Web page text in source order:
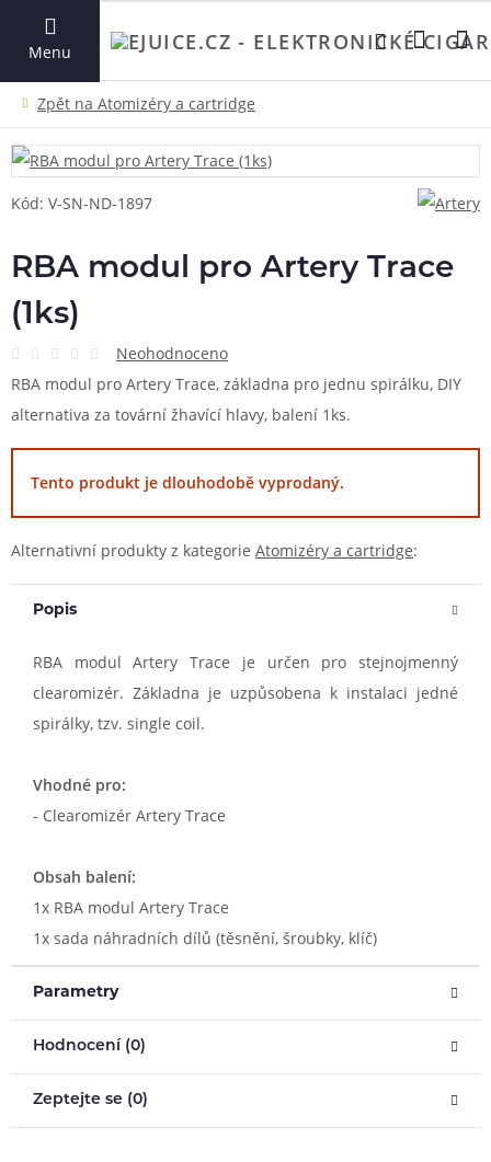
Menu
VYHLEDAT
Kód: V-SN-ND-1897
RBA modul pro Artery Trace
(1ks)
Neohodnoceno
RBA modul pro Artery Trace, základna pro jednu spirálku, DIY
alternativa za tovární žhavící hlavy, balení 1ks.
Tento produkt je dlouhodobě vyprodaný.
Alternativní produkty z kategorie Atomizéry a cartridge:
Popis
RBA modul Artery Trace je určen pro stejnojmenný
clearomizér. Základna je uzpůsobena k instalaci jedné
spirálky, tzv. single coil.
Vhodné pro:
- Clearomizér Artery Trace
Obsah balení:
1x RBA modul Artery Trace
1x sada náhradních dílů (těsnění, šroubky, klíč)
Parametry
Hodnocení (0)
Zeptejte se (0)